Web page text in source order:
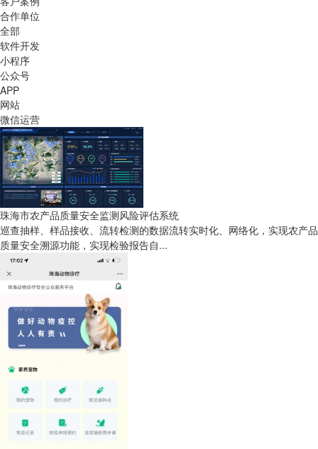
合作单位
全部
软件开发
小程序
公众号
APP
网站
微信运营
珠海市农产品质量安全监测风险评估系统
巡查抽样、样品接收、流转检测的数据流转实时化、网络化，实现农产品
质量安全溯源功能，实现检验报告自...